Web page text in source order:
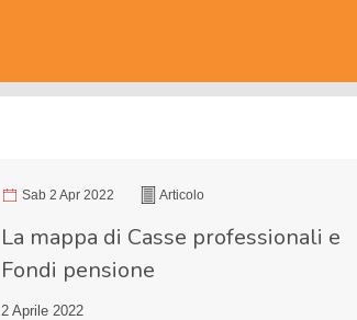
Sab 2 Apr 2022 Articolo
La mappa di Casse professionali e
Fondi pensione
2 Aprile 2022